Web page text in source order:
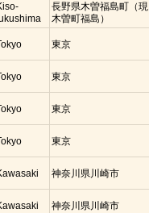
長野県木曽福島町（
木曽町福島）
東京
東京
東京
東京
神奈川県川崎市
神奈川県川崎市